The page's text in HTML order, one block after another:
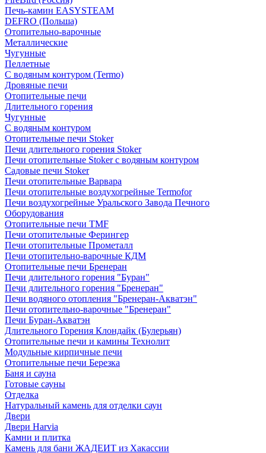
Печь-камин EASYSTEAM
DEFRO (Польша)
Отопительно-варочные
Металлические
Чугунные
Пеллетные
С водяным контуром (Termo)
Дровяные печи
Отопительные печи
Длительного горения
Чугунные
C водяным контуром
Отопительные печи Stoker
Печи длительного горения Stoker
Печи отопительные Stoker с водяным контуром
Садовые печи Stoker
Печи отопительные Варвара
Печи отопительные воздухогрейные Termofor
Печи воздухогрейные Уральского Завода Печного
Оборудования
Отопительные печи TMF
Печи отопительные Ферингер
Печи отопительные Прометалл
Печи отопительно-варочные КДМ
Отопительные печи Бренеран
Печи длительного горения "Буран"
Печи длительного горения "Бренеран"
Печи водяного отопления "Бренеран-Акватэн"
Печи отопительно-варочные "Бренеран"
Печи Буран-Акватэн
Длительного Горения Клондайк (Булерьян)
Отопительные печи и камины Технолит
Модульные кирпичные печи
Отопительные печи Березка
Баня и сауна
Готовые сауны
Отделка
Натуральный камень для отделки саун
Двери
Двери Harvia
Камни и плитка
Камень для бани ЖАДЕИТ из Хакассии